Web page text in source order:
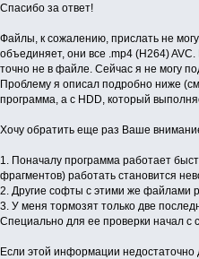
Спасибо за ответ!
Файлы, к сожалению, прислать не
объединяет, они все .mp4 (H264)
точно не в файле. Сейчас я не могу
Проблему я описал подробно ниже
программа, а с HDD, который
Хочу обратить еще раз Ваше
1. Поначалу программа работает
фрагментов) работать становится
2. Другие софты с этими же файлами
3. У меня тормозят только две
Специально для ее проверки начал с
Если этой информации недостаточно